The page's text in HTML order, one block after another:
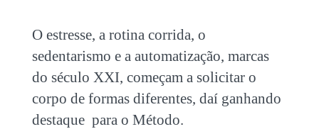
O estresse, a rotina corrida, o
sedentarismo e a automatização, marcas
do século XXI, começam a solicitar o
corpo de formas diferentes, daí ganhando
destaque para o Método.